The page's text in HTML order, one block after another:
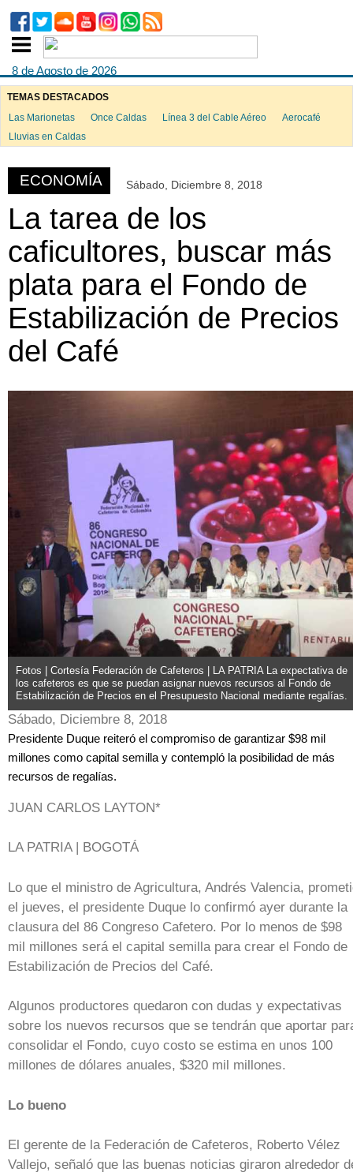
8 de Agosto de 2026
TEMAS DESTACADOS
Las Marionetas
Once Caldas Línea 3 del Cable Aéreo
Aerocafé
Lluvias en Caldas
ECONOMÍA Sábado, Diciembre 8, 2018
La tarea de los
caficultores, buscar más
plata para el Fondo de
Estabilización de Precios
del Café
Fotos | Cortesía Federación de Cafeteros | LA PATRIA La expectativa de
los cafeteros es que se puedan asignar nuevos recursos al Fondo de
Estabilización de Precios en el Presupuesto Nacional mediante regalías.
Sábado, Diciembre 8, 2018
Presidente Duque reiteró el compromiso de garantizar $98 mil
millones como capital semilla y contempló la posibilidad de más
recursos de regalías.
JUAN CARLOS LAYTON*
LA PATRIA | BOGOTÁ
Lo que el ministro de Agricultura, Andrés Valencia,
el jueves, el presidente Duque lo confirmó ayer durante la
clausura del 86 Congreso Cafetero. Por lo menos de $98
mil millones será el capital semilla para crear el Fondo de
Estabilización de Precios del Café.
Algunos productores quedaron con dudas y expectativas
sobre los nuevos recursos que se tendrán que aportar
consolidar el Fondo, cuyo costo se estima en unos 100
millones de dólares anuales, $320 mil millones.
Lo bueno
El gerente de la Federación de Cafeteros, Roberto Vélez
Vallejo, señaló que las buenas noticias giraron alrededor